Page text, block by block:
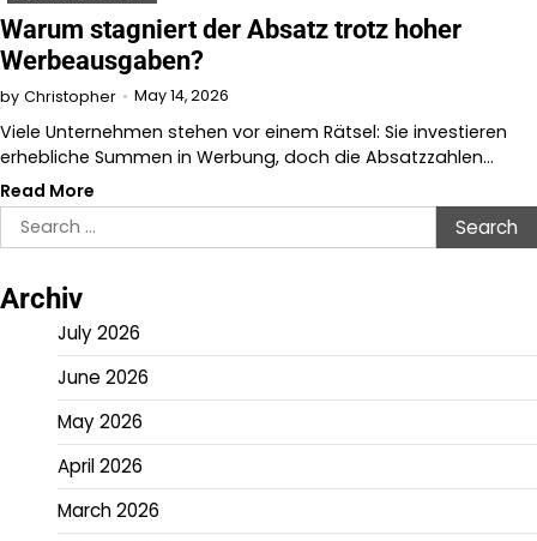
Warum stagniert der Absatz trotz hoher
Werbeausgaben?
by Christopher May 14, 2026
Viele Unternehmen stehen vor einem Rätsel: Sie investieren
erhebliche Summen in Werbung, doch die Absatzzahlen…
Read More
Search
for:
Archiv
July 2026
June 2026
May 2026
April 2026
March 2026